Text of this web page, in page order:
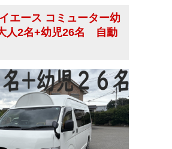
エース コミューター幼
人2名+幼児26名 自動